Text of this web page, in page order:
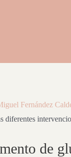
Fernández
diferentes
de